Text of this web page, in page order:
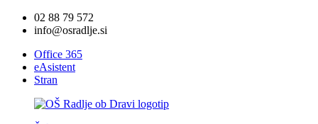
02 88 79 572
info@osradlje.si
Office 365
eAsistent
Stran